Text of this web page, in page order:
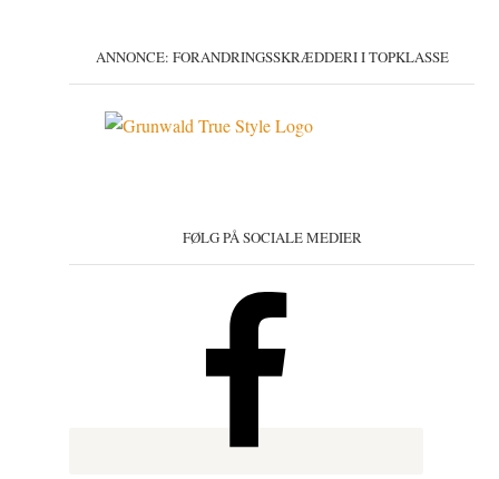
ANNONCE: FORANDRINGSSKRÆDDERI I TOPKLASSE
FØLG PÅ SOCIALE MEDIER